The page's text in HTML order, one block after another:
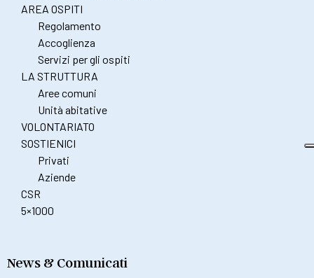
AREA OSPITI
Regolamento
Accoglienza
Servizi per gli ospiti
LA STRUTTURA
Aree comuni
Unità abitative
VOLONTARIATO
SOSTIENICI
Privati
Aziende
CSR
5×1000
News & Comunicati